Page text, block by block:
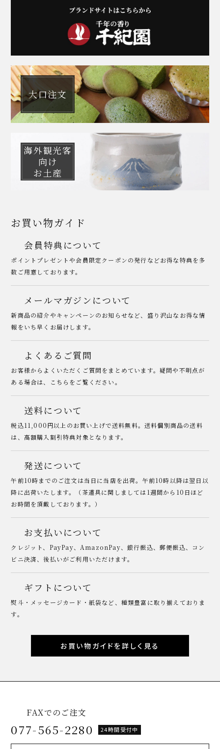
大口注文
海外観光客
向け
お土産
お買い物ガイド
会員特典について
ポイントプレゼントや会員限定クーポンの発行などお得な特典を多
数ご用意しております。
メールマガジンについて
新商品の紹介やキャンペーンのお知らせなど、盛り沢山なお得な情
報をいち早くお届けします。
よくあるご質問
お客様からよくいただくご質問をまとめています。疑問や不明点が
ある場合は、こちらをご覧ください。
送料について
税込11,000円以上のお買い上げで送料無料。送料個別商品の送料
は、高額購入割引特典対象となります。
発送について
午前10時までのご注文は当日に当店を出荷。午前10時以降は翌日以
降に出荷いたします。（茶道具に関しましては1週間から10日ほど
お時間を頂戴しております。）
お支払いについて
クレジット、PayPay、AmazonPay、銀行振込、郵便振込、コン
ビニ決済、後払いがご利用いただけます。
ギフトについて
熨斗・メッセージカード・紙袋など、種類豊富に取り揃えておりま
す。
お買い物ガイドを詳しく見る
FAXでのご注文
077-565-2280 24時間受付中